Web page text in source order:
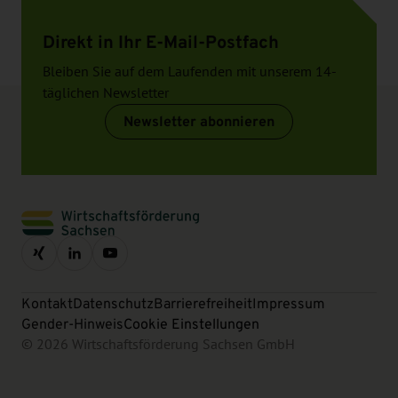
Direkt in Ihr E-Mail-Postfach
Bleiben Sie auf dem Laufenden mit unserem 14-
täglichen Newsletter
Newsletter abonnieren
KontaktDatenschutzBarrierefreiheitImpressum
Gender-HinweisCookie Einstellungen
© 2026 Wirtschaftsförderung Sachsen GmbH